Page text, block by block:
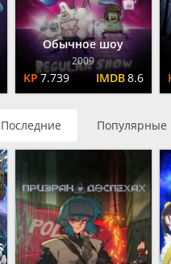
Обычное шоу
2009
7.739 8.6
Последние Популярные